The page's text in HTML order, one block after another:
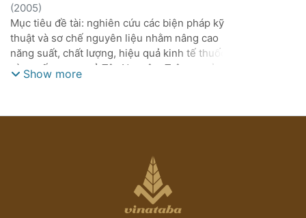
(2005)
Mục tiêu đề tài: nghiên cứu các biện pháp kỹ
thuật và sơ chế nguyên liệu nhằm nâng cao
năng suất, chất lượng, hiệu quả kinh tế thuốc lá
vàng sấy vụ mưa ở Tây Nguyên. Trên cơ sở đó
xây dựng mô hình chuyển giao kỹ thuật và mở
Nguyên, đáp ứng nhu cầu sản xuất nguyên liệu
hợp trồng thuốc lá vụ mưa. Nghiên cứu chế độ
phân bón thích hợp. Xác định hàm lượng N thích
hợp với 4 mức 30 - 40 - 50 - 60. Xây dựng tiêu
chuẩn phân cấp thuốc lá vàng sấy vụ mưa phục
Show more